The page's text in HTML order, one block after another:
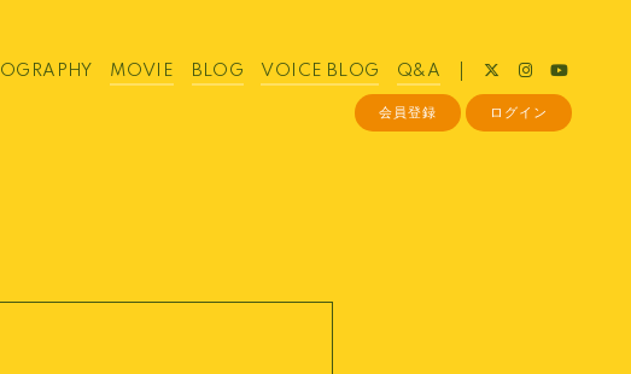
MOVIE BLOG VOICE BLOG Q&A
会員登録 ログイン